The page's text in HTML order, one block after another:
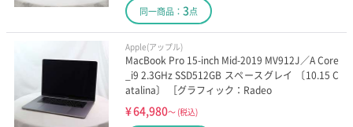
同一商品： 3点
Apple(アップル)
MacBook Pro 15-inch Mid-2019 MV912J／A Core
_i9 2.3GHz SSD512GB スペースグレイ 〔10.15 C
atalina〕 ［グラフィック：Radeo
¥64,980～ (税込)